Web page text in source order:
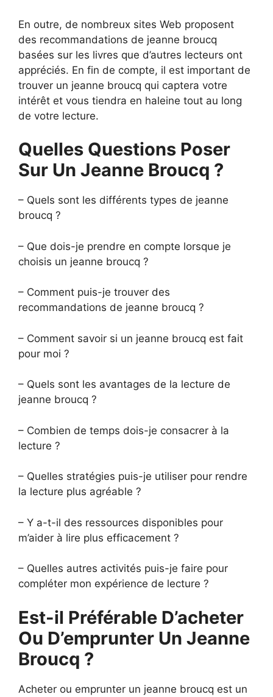
En outre, de nombreux sites Web proposent
des recommandations de jeanne broucq
basées sur les livres que d’autres lecteurs ont
appréciés. En fin de compte, il est important de
trouver un jeanne broucq qui captera votre
intérêt et vous tiendra en haleine tout au long
de votre lecture.
Quelles Questions Poser
Sur Un Jeanne Broucq ?
– Quels sont les différents types de jeanne
broucq ?
– Que dois-je prendre en compte lorsque je
choisis un jeanne broucq ?
– Comment puis-je trouver des
recommandations de jeanne broucq ?
– Comment savoir si un jeanne broucq est fait
pour moi ?
– Quels sont les avantages de la lecture de
jeanne broucq ?
– Combien de temps dois-je consacrer à la
lecture ?
– Quelles stratégies puis-je utiliser pour rendre
la lecture plus agréable ?
– Y a-t-il des ressources disponibles pour
m’aider à lire plus efficacement ?
– Quelles autres activités puis-je faire pour
compléter mon expérience de lecture ?
Est-il Préférable D’acheter
Ou D’emprunter Un Jeanne
Broucq ?
Acheter ou emprunter un jeanne broucq est un